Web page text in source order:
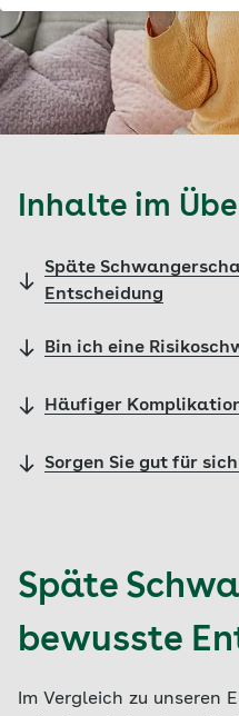
Inhalte im
Späte
Entscheidung
Bin ich eine
Häufiger
Sorgen Sie gut für
Späte
bewusste
Im Vergleich zu unseren